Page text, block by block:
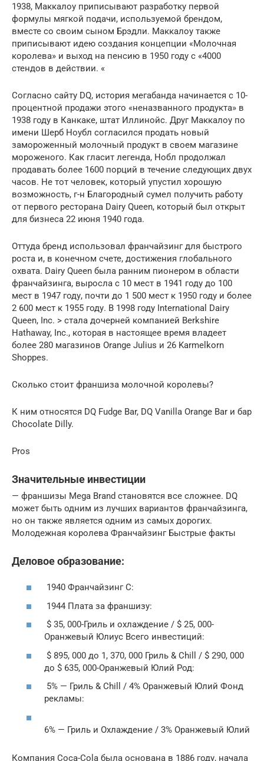
1938, Маккалоу приписывают разработку первой
формулы мягкой подачи, используемой брендом,
вместе со своим сыном Брэдли. Маккалоу также
приписывают идею создания концепции «Молочная
королева» и выход на пенсию в 1950 году с «4000
стендов в действии. «
Согласно сайту DQ, история мегабанда начинается с 10-
процентной продажи этого «неназванного продукта» в
1938 году в Канкаке, штат Иллинойс. Друг Маккалоу по
имени Шерб Ноубл согласился продать новый
замороженный молочный продукт в своем магазине
мороженого. Как гласит легенда, Нобл продолжал
продавать более 1600 порций в течение следующих двух
часов. Не тот человек, который упустил хорошую
возможность, г-н Благородный сумел получить работу
от первого ресторана Dairy Queen, который был открыт
для бизнеса 22 июня 1940 года.
Оттуда бренд использовал франчайзинг для быстрого
роста и, в конечном счете, достижения глобального
охвата. Dairy Queen была ранним пионером в области
франчайзинга, выросла с 10 мест в 1941 году до 100
мест в 1947 году, почти до 1 500 мест к 1950 году и более
2 600 мест к 1955 году. В 1998 году International Dairy
Queen, Inc. > стала дочерней компанией Berkshire
Hathaway, Inc., которая в настоящее время владеет
более 280 магазинов Orange Julius и 26 Karmelkorn
Shoppes.
Сколько стоит франшиза молочной королевы?
К ним относятся DQ Fudge Bar, DQ Vanilla Orange Bar и бар
Chocolate Dilly.
Pros
Значительные инвестиции
— франшизы Mega Brand становятся все сложнее. DQ
может быть одним из лучших вариантов франчайзинга,
но он также является одним из самых дорогих.
Молодежная королева Франчайзинг Быстрые факты
Деловое образование:
1940 Франчайзинг С:
1944 Плата за франшизу:
$ 35, 000-Гриль и охлаждение / $ 25, 000-
Оранжевый Юлиус Всего инвестиций:
$ 895, 000 до 1, 370, 000 Гриль & Chill / $ 290, 000
до $ 635, 000-Оранжевый Юлий Род:
5% — Гриль & Chill / 4% Оранжевый Юлий Фонд
рекламы:
6% — Гриль и Охлаждение / 3% Оранжевый Юлий
Компания Coca-Cola была основана в 1886 году, начала